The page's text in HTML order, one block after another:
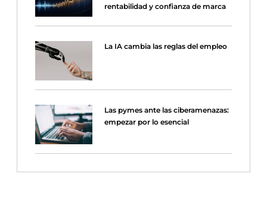
rentabilidad y confianza de marca
La IA cambia las reglas del empleo
Las pymes ante las ciberamenazas:
empezar por lo esencial